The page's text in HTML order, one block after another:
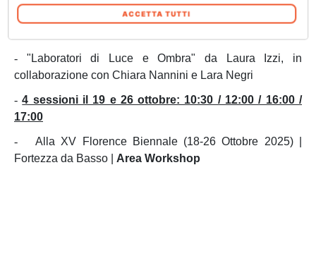
apprendimento.
- "Laboratori di Luce e Ombra" da Laura Izzi, in
collaborazione con Chiara Nannini e Lara Negri
-4 sessioni il 19 e 26 ottobre: 10:30 / 12:00 / 16:00 /
17:00
- Alla XV Florence Biennale (18-26 Ottobre 2025) |
Fortezza da Basso | Area Workshop
cookie se continua ad utilizzare il nostro sito
web. In qualsiasi momento è possibile
modificare o revocare il proprio consenso dalla
Informativa sui cookie sul nostro sito Web.
ACCETTA TUTTI